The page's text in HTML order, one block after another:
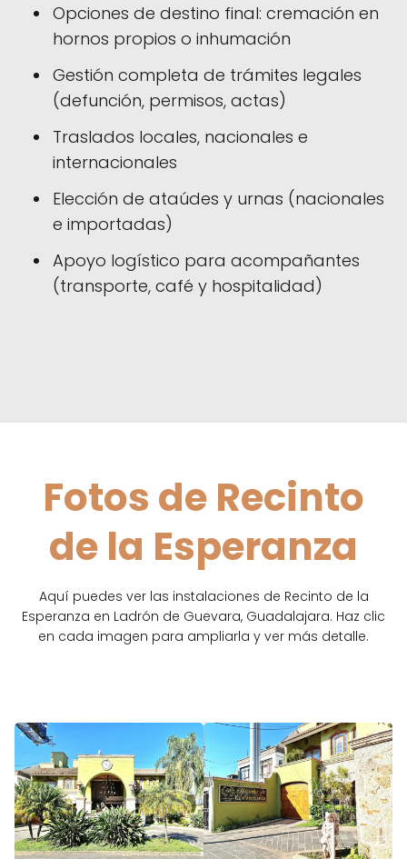
Opciones de destino final: cremación en
hornos propios o inhumación
Gestión completa de trámites legales
(defunción, permisos, actas)
Traslados locales, nacionales e
internacionales
Elección de ataúdes y urnas (nacionales
e importadas)
Apoyo logístico para acompañantes
(transporte, café y hospitalidad)
Fotos de Recinto
de la Esperanza
Aquí puedes ver las instalaciones de Recinto de la
Esperanza en Ladrón de Guevara, Guadalajara. Haz clic
en cada imagen para ampliarla y ver más detalle.